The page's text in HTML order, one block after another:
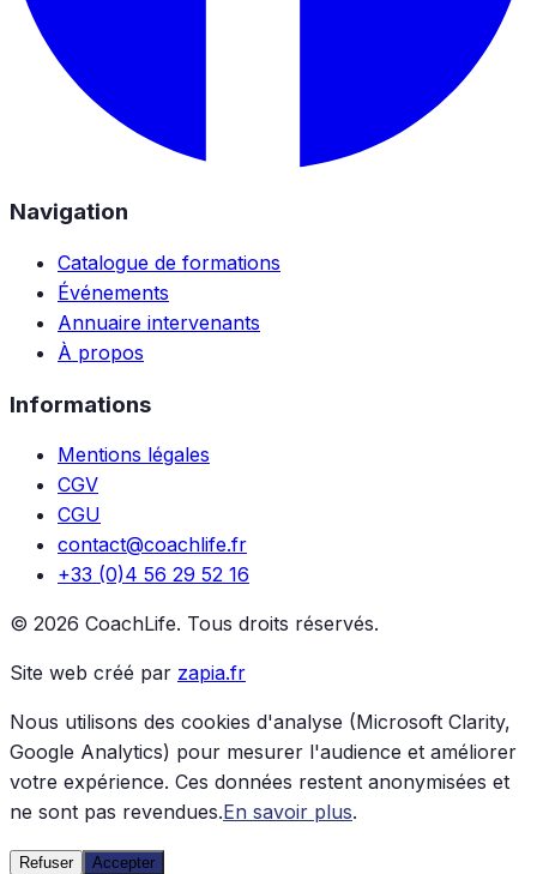
Navigation
Catalogue de formations
Événements
Annuaire intervenants
À propos
Informations
Mentions légales
CGV
CGU
contact@coachlife.fr
+33 (0)4 56 29 52 16
© 2026 CoachLife. Tous droits réservés.
Site web créé par zapia.fr
Nous utilisons des cookies d'analyse (Microsoft Clarity,
Google Analytics) pour mesurer l'audience et améliorer
votre expérience. Ces données restent anonymisées et
ne sont pas revendues.En savoir plus.
Refuser Accepter